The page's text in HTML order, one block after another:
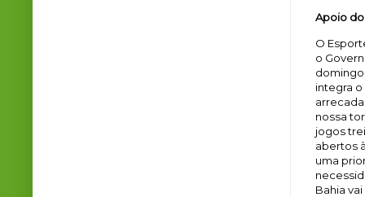
Apoio
O
o
integra
nossa
jogos
abertos
uma
Bahia